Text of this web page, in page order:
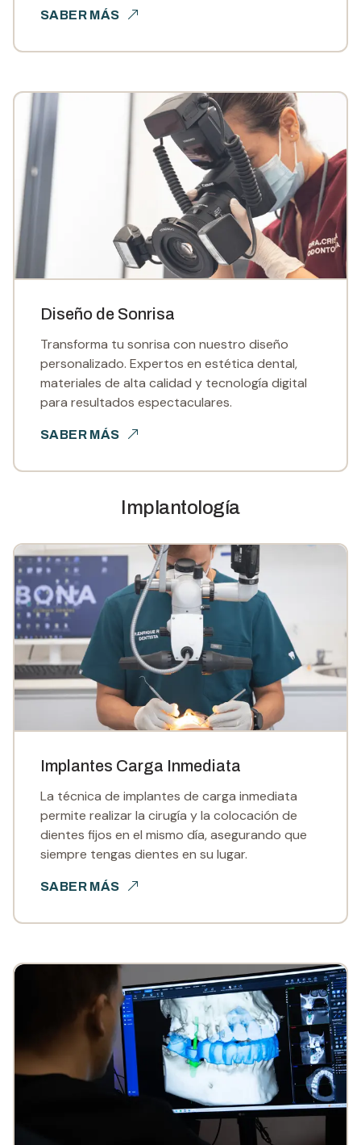
SABER MÁS
Diseño de Sonrisa
Transforma tu sonrisa con nuestro diseño
personalizado. Expertos en estética dental,
materiales de alta calidad y tecnología digital
para resultados espectaculares.
SABER MÁS
Implantología
Implantes Carga Inmediata
La técnica de implantes de carga inmediata
permite realizar la cirugía y la colocación de
dientes fijos en el mismo día, asegurando que
siempre tengas dientes en su lugar.
SABER MÁS